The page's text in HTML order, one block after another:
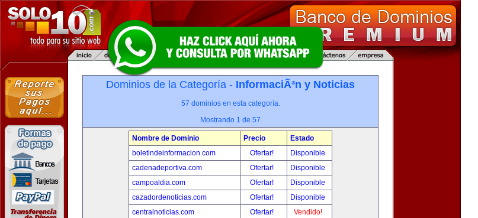
Dominios de la Categoría - InformaciÃ³n y Noticias
57 dominios en esta categoría.
Mostrando 1 de 57
Nombre de Dominio Precio
Estado
boletindeinformacion.com
Ofertar!
Disponible
cadenadeportiva.com
Ofertar!
Disponible
campoaldia.com
Ofertar!
Disponible
cazadordenoticias.com
Ofertar!
Disponible
centralnoticias.com
Ofertar!
Vendido!